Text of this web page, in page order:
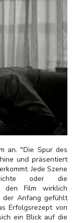
an. "Die Spur des
und präsentiert
Jede Szene
oder die
den Film wirklich
der Anfang gefühlt
Erfolgsrezept von
ein Blick auf die